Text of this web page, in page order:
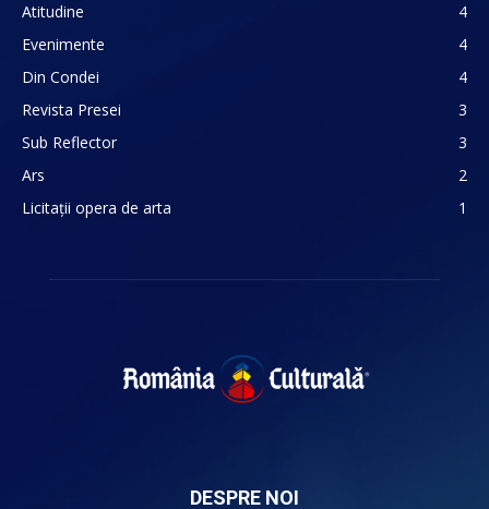
Atitudine
4
Evenimente
4
Din Condei
4
Revista Presei
3
Sub Reflector
3
Ars
2
Licitații opera de arta
1
DESPRE NOI